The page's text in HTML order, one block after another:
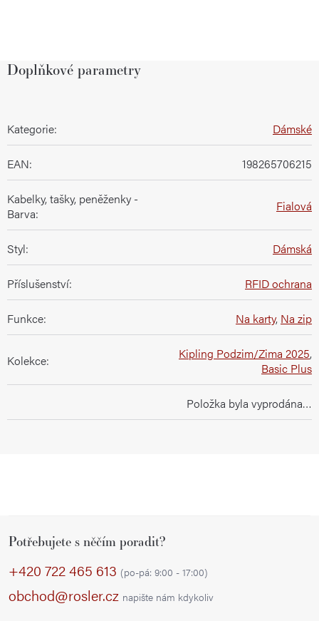
Doplňkové parametry
Kategorie: Dámské
EAN: 198265706215
Kabelky, tašky, peněženky -
Barva: Fialová
Styl: Dámská
Příslušenství: RFID ochrana
Funkce: Na karty, Na zip
Kolekce: Kipling Podzim/Zima 2025,
Basic Plus
Položka byla vyprodána…
Potřebujete s něčím poradit?
+420 722 465 613 (po-pá: 9:00 - 17:00)
obchod@rosler.cz napište nám kdykoliv